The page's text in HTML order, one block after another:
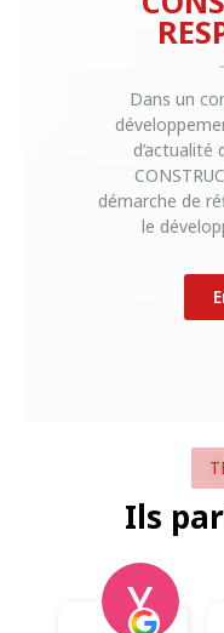
Dans un
démarche de
le
Ils